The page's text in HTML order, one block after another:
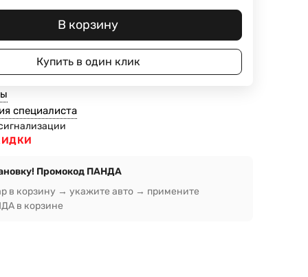
В корзину
Купить в один клик
специалиста
Промокод ПАНДА
в корзину → укажите авто → примените
в корзине